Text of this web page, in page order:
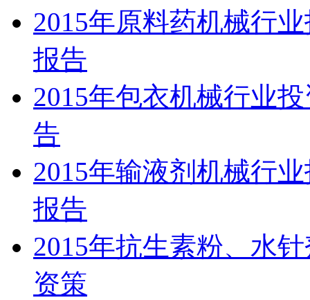
2015年原料药机械行
报告
2015年包衣机械行业
告
2015年输液剂机械行
报告
2015年抗生素粉、水
资策